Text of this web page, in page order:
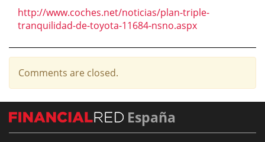
http://www.coches.net/noticias/plan-triple-
tranquilidad-de-toyota-11684-nsno.aspx
Comments are closed.
España